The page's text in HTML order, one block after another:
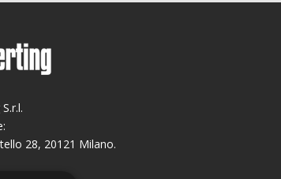
28, 20121 Milano.